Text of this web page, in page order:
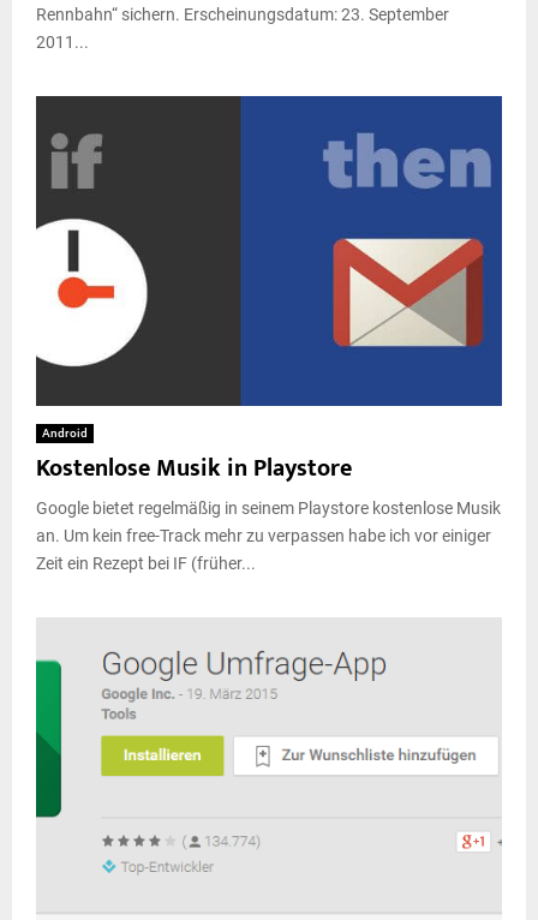
Rennbahn“ sichern. Erscheinungsdatum: 23. September
2011...
Android
Kostenlose Musik in Playstore
Google bietet regelmäßig in seinem Playstore kostenlose Musik
an. Um kein free-Track mehr zu verpassen habe ich vor einiger
Zeit ein Rezept bei IF (früher...